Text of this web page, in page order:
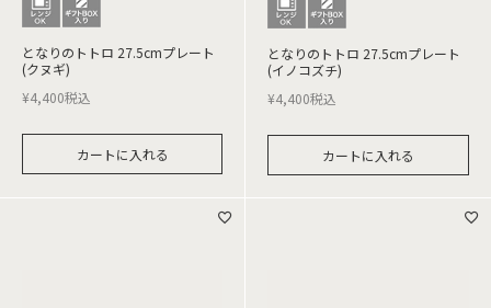
となりのトトロ 27.5cmプレート
(クヌギ)
¥4,400税込
カートに入れる
となりのトトロ 27.5cmプレート
(イノコズチ)
¥4,400税込
カートに入れる